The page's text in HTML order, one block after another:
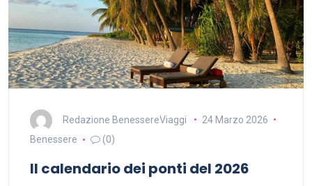
Redazione BenessereViaggi
24 Marzo 2026
Benessere
(0)
Il calendario dei ponti del 2026